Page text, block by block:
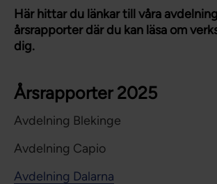
Här hittar du länkar till våra
årsrapporter där du kan läsa om
dig.
Årsrapporter 2025
Avdelning Blekinge
Avdelning Capio
Avdelning Dalarna